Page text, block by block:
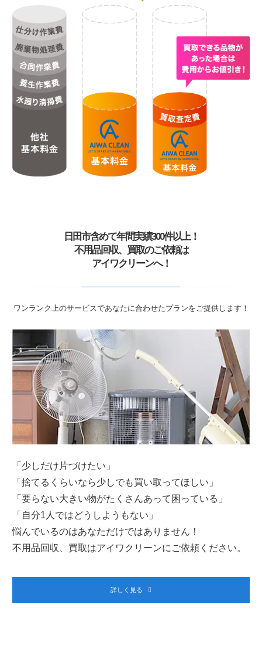
日田市含めて年間実績300件以上！
不用品回収、買取のご依頼は
アイワクリーンへ！
ワンランク上のサービスであなたに合わせたプランをご提供します！
「少しだけ片づけたい」
「捨てるくらいなら少しでも買い取ってほしい」
「要らない大きい物がたくさんあって困っている」
「自分1人ではどうしようもない」
悩んでいるのはあなただけではありません！
不用品回収、買取はアイワクリーンにご依頼ください。
詳しく見る